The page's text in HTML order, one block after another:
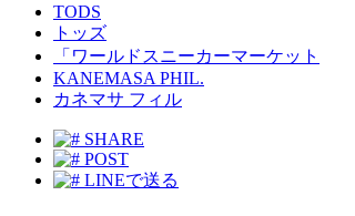
TODS
トッズ
「ワールドスニーカーマーケット
KANEMASA PHIL.
カネマサ フィル
SHARE
POST
LINEで送る